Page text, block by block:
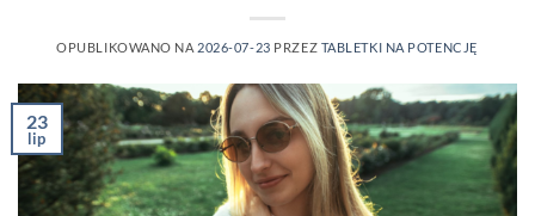
OPUBLIKOWANO NA 2026-07-23 PRZEZ TABLETKI NA POTENCJĘ
23
lip